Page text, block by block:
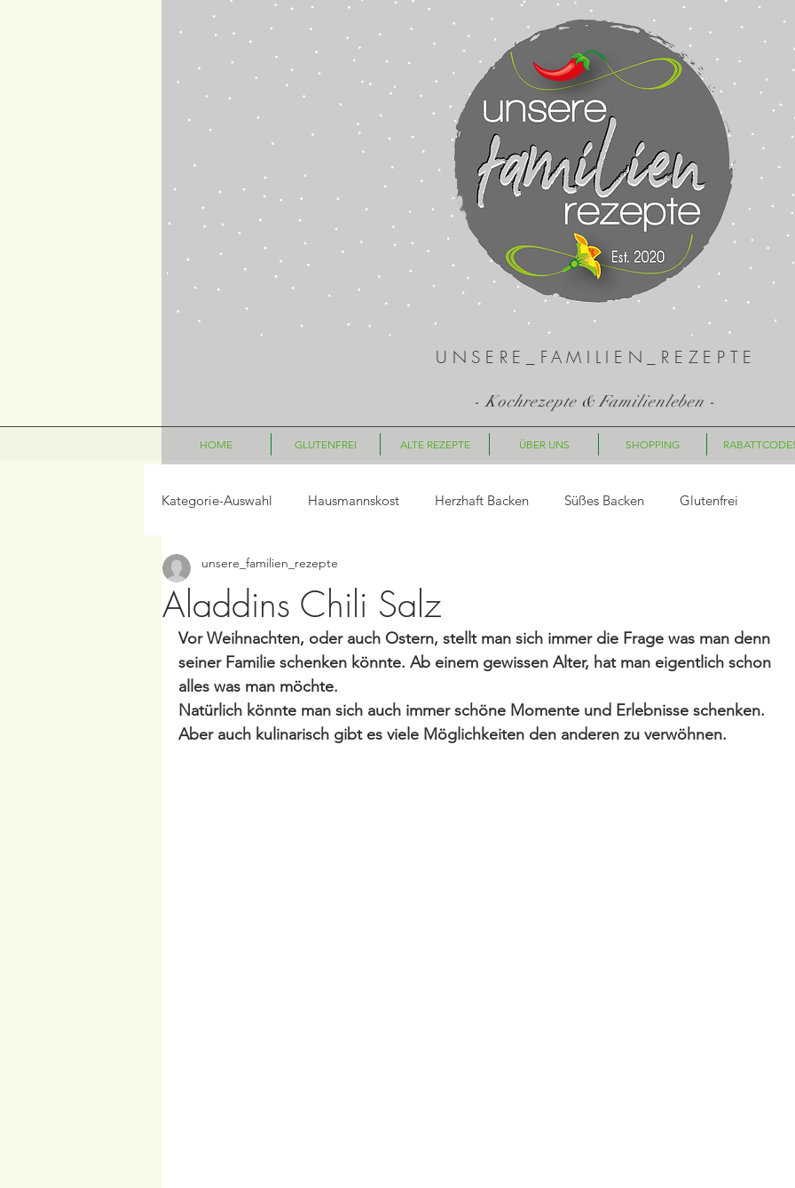
UNSERE_FAMILIEN_REZEPTE
- Kochrezepte & Familienleben -
HOME GLUTENFREI ALTE REZEPTE ÜBER UNS SHOPPING
Kategorie-Auswahl Hausmannskost Herzhaft Backen Süßes Backen Glutenfrei
LowCarb Vegetarisch
Salate Beilagen Frühstück Nachtisch/Dessert Winter/Weihnachten
Frühling/Ostern Internationale Gerichte Getränke Halloween Herbst
Aladdins Chili Salz
unsere_familien_rezepte
Vor Weihnachten, oder auch Ostern, stellt man sich immer die Frage was man denn
seiner Familie schenken könnte. Ab einem gewissen Alter, hat man eigentlich schon
alles was man möchte.
Natürlich könnte man sich auch immer schöne Momente und Erlebnisse schenken.
Aber auch kulinarisch gibt es viele Möglichkeiten den anderen zu verwöhnen.